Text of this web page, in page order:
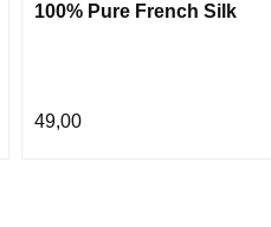
100% Pure French Silk
49,00